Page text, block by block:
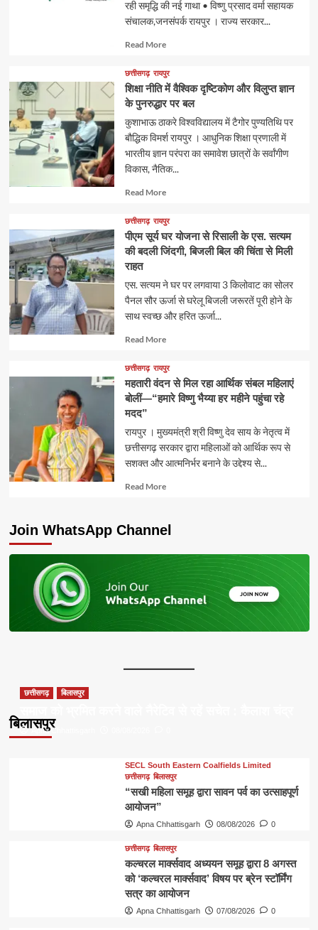
रही समृद्धि की नई गाथा • विष्णु प्रसाद वर्मा सहायक
संचालक,जनसंपर्क रायपुर । राज्य सरकार...
Read MoreRead
about
छत्तीसगढ़ रायपुर
शिक्षा नीति में वैश्विक दृष्टिकोण और विलुप्त ज्ञान
के पुनरुद्धार पर बल
कुशाभाऊ ठाकरे विश्वविद्यालय में टैगोर पुण्यतिथि पर
बौद्धिक विमर्श रायपुर । आधुनिक शिक्षा प्रणाली में
भारतीय ज्ञान परंपरा का समावेश छात्रों के सर्वांगीण
विकास, नैतिक...
Read MoreRead
about
छत्तीसगढ़ रायपुर
पीएम सूर्य घर योजना से रिसाली के एस. सत्यम
की बदली जिंदगी, बिजली बिल की चिंता से मिली
राहत
एस. सत्यम ने घर पर लगवाया 3 किलोवाट का सोलर
पैनल सौर ऊर्जा से घरेलू बिजली जरूरतें पूरी होने के
साथ स्वच्छ और हरित ऊर्जा...
Read MoreRead
about
छत्तीसगढ़ रायपुर
महतारी वंदन से मिल रहा आर्थिक संबल महिलाएं
बोलीं—“हमारे विष्णु भैय्या हर महीने पहुंचा रहे
मदद”
रायपुर । मुख्यमंत्री श्री विष्णु देव साय के नेतृत्व में
छत्तीसगढ़ सरकार द्वारा महिलाओं को आर्थिक रूप से
सशक्त और आत्मनिर्भर बनाने के उद्देश्य से...
Read MoreRead
Join WhatsApp Channel
बिलासपुर
छत्तीसगढ़ बिलासपुर
Apna Chhattisgarh
SECL South Eastern Coalfields Limited
छत्तीसगढ़ बिलासपुर
“सखी महिला समूह द्वारा सावन पर्व का उत्साहपूर्ण
आयोजन”
Apna Chhattisgarh 08/08/2026 0
छत्तीसगढ़ बिलासपुर
कल्चरल मार्क्सवाद अध्ययन समूह द्वारा 8 अगस्त
को ‘कल्चरल मार्क्सवाद’ विषय पर ब्रेन स्टॉर्मिंग
सत्र का आयोजन
Apna Chhattisgarh 07/08/2026 0